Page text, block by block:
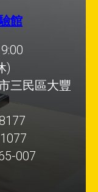
館
)
三民區大豐
007